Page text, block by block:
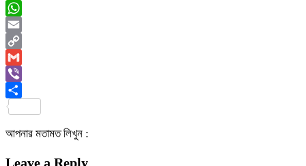
Messenger
WhatsApp
Email
Copy
Link
Gmail
Viber
আপনার মতামত লিখুন :
Leave a Reply